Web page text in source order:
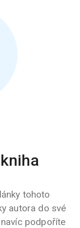
tohoto
autora do své
podpoříte